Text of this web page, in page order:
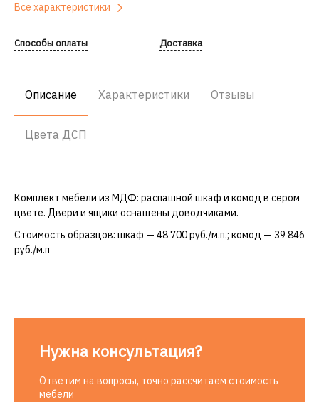
Все характеристики
Способы оплаты Доставка
Описание Характеристики Отзывы
Цвета ДСП
Комплект мебели из МДФ: распашной шкаф и комод в сером
цвете. Двери и ящики оснащены доводчиками.
Стоимость образцов: шкаф — 48 700 руб./м.п.; комод — 39 846
руб./м.п
Нужна консультация?
Ответим на вопросы, точно рассчитаем стоимость
мебели